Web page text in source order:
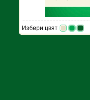
Избери цвят